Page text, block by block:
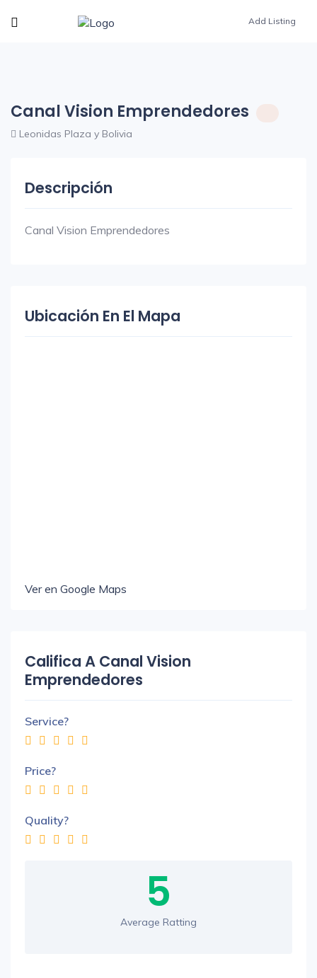
Add Listing
Canal Vision Emprendedores
Leonidas Plaza y Bolivia
Descripción
Canal Vision Emprendedores
Ubicación En El Mapa
Ver en Google Maps
Califica A Canal Vision
Emprendedores
Service?
Price?
Quality?
5
Average Ratting